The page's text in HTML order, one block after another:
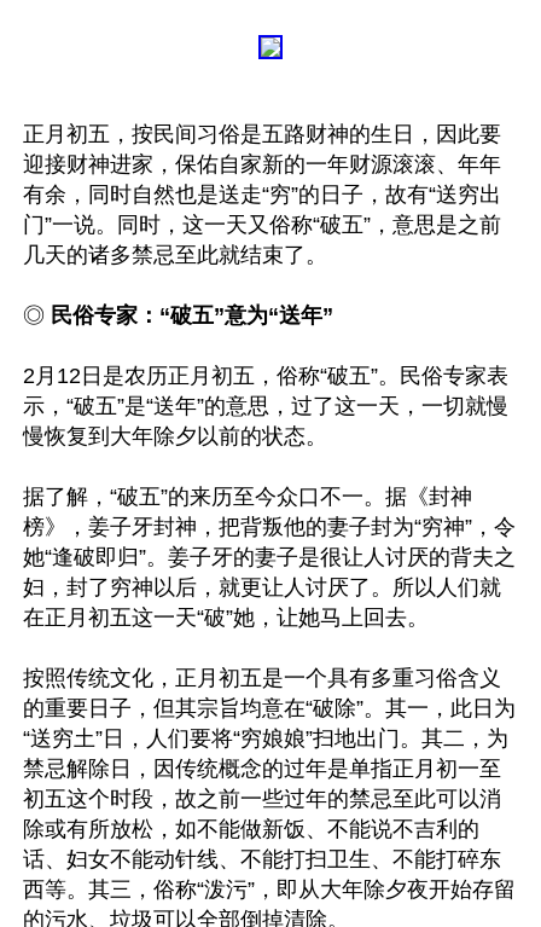
正月初五，按民间习俗是五路财神的生日，因此要
迎接财神进家，保佑自家新的一年财源滚滚、年年
有余，同时自然也是送走“穷”的日子，故有“送穷出
门”一说。同时，这一天又俗称“破五”，意思是之前
几天的诸多禁忌至此就结束了。
◎ 民俗专家：“破五”意为“送年”
2月12日是农历正月初五，俗称“破五”。民俗专家表
示，“破五”是“送年”的意思，过了这一天，一切就慢
慢恢复到大年除夕以前的状态。
据了解，“破五”的来历至今众口不一。据《封神
榜》，姜子牙封神，把背叛他的妻子封为“穷神”，令
她“逢破即归”。姜子牙的妻子是很让人讨厌的背夫之
妇，封了穷神以后，就更让人讨厌了。所以人们就
在正月初五这一天“破”她，让她马上回去。
按照传统文化，正月初五是一个具有多重习俗含义
的重要日子，但其宗旨均意在“破除”。其一，此日为
“送穷土”日，人们要将“穷娘娘”扫地出门。其二，为
禁忌解除日，因传统概念的过年是单指正月初一至
初五这个时段，故之前一些过年的禁忌至此可以消
除或有所放松，如不能做新饭、不能说不吉利的
话、妇女不能动针线、不能打扫卫生、不能打碎东
西等。其三，俗称“泼污”，即从大年除夕夜开始存留
的污水、垃圾可以全部倒掉清除。